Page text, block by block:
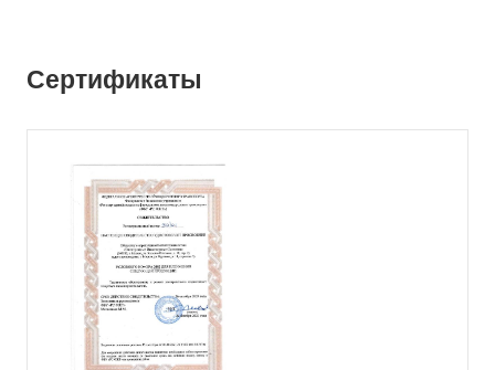
Сертификаты